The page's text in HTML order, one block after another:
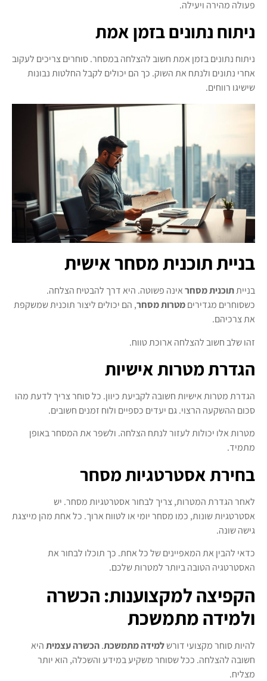
פעולה מהירה ויעילה.
ניתוח נתונים בזמן אמת
ניתוח נתונים בזמן אמת חשוב להצלחה במסחר. סוחרים צריכים לעקוב
אחרי נתונים ולנתח את השוק. כך הם יכולים לקבל החלטות נבונות
שישיגו רווחים.
בניית תוכנית מסחר אישית
בנייתתוכנית מסחראינה פשוטה. היא דרך להבטיח הצלחה.
כשסוחרים מגדיריםמטרות מסחר, הם יכולים ליצור תוכנית שמשקפת
את צרכיהם.
זהו שלב חשוב להצלחה ארוכת טווח.
הגדרת מטרות אישיות
הגדרת מטרות אישיות חשובה לקביעת כיוון. כל סוחר צריך לדעת מהו
סכום ההשקעה הרצוי. גם יעדים כספיים ולוח זמנים חשובים.
מטרות אלו יכולות לעזור לנתח הצלחה. ולשפר את המסחר באופן
מתמיד.
בחירת אסטרטגיות מסחר
לאחר הגדרת המטרות, צריך לבחור אסטרטגיות מסחר. יש
אסטרטגיות שונות, כמו מסחר יומי או לטווח ארוך. כל אחת מהן מייצגת
גישה שונה.
כדאי להבין את המאפיינים של כל אחת. כך תוכלו לבחור את
האסטרטגיה הטובה ביותר למטרות שלכם.
הקפיצה למקצוענות: הכשרה
ולמידה מתמשכת
להיות סוחר מקצועי דורשלמידה מתמשכת.הכשרה עצמיתהיא
חשובה להצלחה. ככל שסוחר משקיע במידע והשכלה, הוא יותר
מצליח.